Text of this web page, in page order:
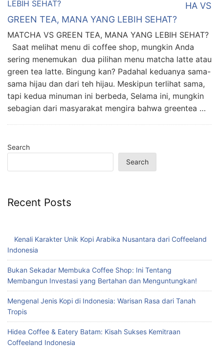
HA VS
GREEN TEA, MANA YANG LEBIH SEHAT?
MATCHA VS GREEN TEA, MANA YANG LEBIH SEHAT?
Saat melihat menu di coffee shop, mungkin Anda
sering menemukan dua pilihan menu matcha latte atau
green tea latte. Bingung kan? Padahal keduanya sama-
sama hijau dan dari teh hijau. Meskipun terlihat sama,
tapi kedua minuman ini berbeda, Selama ini, mungkin
sebagian dari masyarakat mengira bahwa greentea …
Search
Search
Recent Posts
Kenali Karakter Unik Kopi Arabika Nusantara dari Coffeeland
Indonesia
Bukan Sekadar Membuka Coffee Shop: Ini Tentang
Membangun Investasi yang Bertahan dan Menguntungkan!
Mengenal Jenis Kopi di Indonesia: Warisan Rasa dari Tanah
Tropis
Hidea Coffee & Eatery Batam: Kisah Sukses Kemitraan
Coffeeland Indonesia